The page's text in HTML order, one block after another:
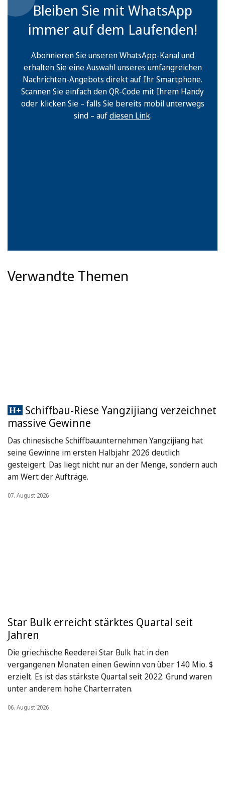
Bleiben Sie mit WhatsApp
immer auf dem Laufenden!
Abonnieren Sie unseren WhatsApp-Kanal und
erhalten Sie eine Auswahl unseres umfangreichen
Nachrichten-Angebots direkt auf Ihr Smartphone.
Scannen Sie einfach den QR-Code mit Ihrem Handy
oder klicken Sie – falls Sie bereits mobil unterwegs
sind – aufdiesen Link.
Verwandte Themen
Schiffbau-Riese Yangzijiang verzeichnet
massive Gewinne
Das chinesische Schiffbauunternehmen Yangzijiang hat
seine Gewinne im ersten Halbjahr 2026 deutlich
gesteigert. Das liegt nicht nur an der Menge, sondern auch
am Wert der Aufträge.
07. August 2026
Star Bulk erreicht stärktes Quartal seit
Jahren
Die griechische Reederei Star Bulk hat in den
vergangenen Monaten einen Gewinn von über 140 Mio. $
erzielt. Es ist das stärkste Quartal seit 2022. Grund waren
unter anderem hohe Charterraten.
06. August 2026